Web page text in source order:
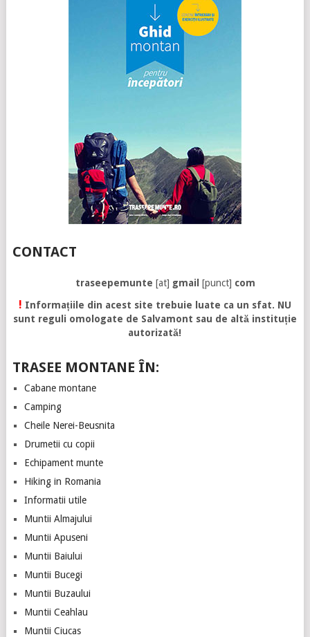
CONTACT
traseepemunte [at] gmail [punct] com
! Informațiile din acest site trebuie luate ca un sfat. NU
sunt reguli omologate de Salvamont sau de altă instituție
autorizată!
TRASEE MONTANE ÎN:
Cabane montane
Camping
Cheile Nerei-Beusnita
Drumetii cu copii
Echipament munte
Hiking in Romania
Informatii utile
Muntii Almajului
Muntii Apuseni
Muntii Baiului
Muntii Bucegi
Muntii Buzaului
Muntii Ceahlau
Muntii Ciucas